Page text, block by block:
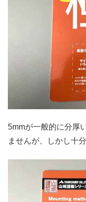
5mmが一般的に分厚
ませんが、しかし十分